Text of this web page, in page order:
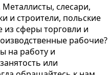
Металлисты, слесари,
и строители, польские
сферы торговли и
рабочие?
на работу и
или